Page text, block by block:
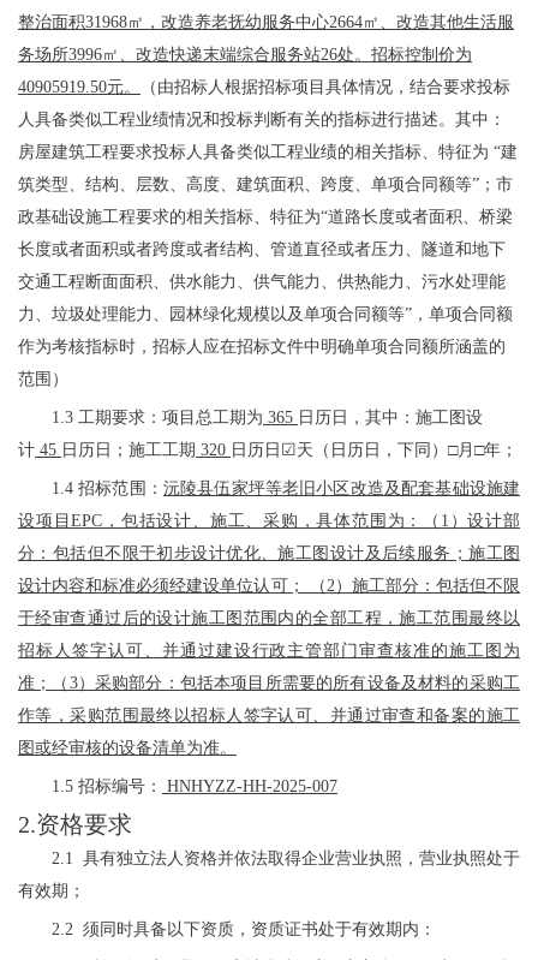
整治面积31968㎡，改造养老抚幼服务中心2664㎡、改造其他生活服
务场所3996㎡、改造快递末端综合服务站26处。招标控制价为
40905919.50元。
（由招标人根据招标项目具体情况，结合要求投标
人具备类似工程业绩情况和投标判断有关的指标进行描述。其中：
房屋建筑工程要求投标人具备类似工程业绩的相关指标、特征为 “建
筑类型、结构、层数、高度、建筑面积、跨度、单项合同额等” ；市
政基础设施工程要求的相关指标、特征为“道路长度或者面积、桥梁
长度或者面积或者跨度或者结构、管道直径或者压力、隧道和地下
交通工程断面面积、供水能力、供气能力、供热能力、污水处理能
力、垃圾处理能力、园林绿化规模以及单项合同额等” ，单项合同额
作为考核指标时，招标人应在招标文件中明确单项合同额所涵盖的
范围）
1.3 工期要求： 项目总工期为 365 日历日，其中：施工图设
计 45 日历日；施工工期 320 日历日 ☑ 天（日历日，下同） □月□年 ；
1.4 招标范围： 沅陵县伍家坪等老旧小区改造及配套基础设施建
设项目EPC，包括设计、施工、采购，具体范围为：（1）设计部
分：包括但不限于初步设计优化、施工图设计及后续服务；施工图
设计内容和标准必须经建设单位认可； （2）施工部分：包括但不限
于经审查通过后的设计施工图范围内的全部工程，施工范围最终以
招标人签字认可、并通过建设行政主管部门审查核准的施工图为
准；（3）采购部分：包括本项目所需要的所有设备及材料的采购工
作等，采购范围最终以招标人签字认可、并通过审查和备案的施工
图或经审核的设备清单为准。
1.5 招标编号： HNHYZZ-HH-2025-007
2.资格要求
2.1 具有独立法人资格并依法取得企业营业执照，营业执照处于
有效期；
2.2 须同时具备以下资质，资质证书处于有效期内：